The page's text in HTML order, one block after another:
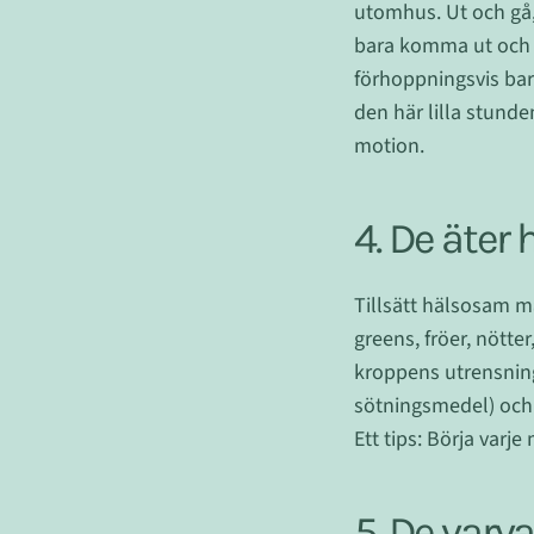
utomhus. Ut och
bara komma ut
förhoppningsvis
den här lilla
motion.
4. De
Tillsätt hälsosam
greens, fröer,
kroppens
sötningsmedel)
Ett tips: Börja